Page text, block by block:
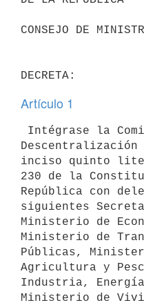
CONSEJO DE
Artículo 1
inciso quinto
230 de la
República con
siguientes
Ministerio de
Ministerio de
Públicas,
Agricultura y
Industria,
Ministerio de